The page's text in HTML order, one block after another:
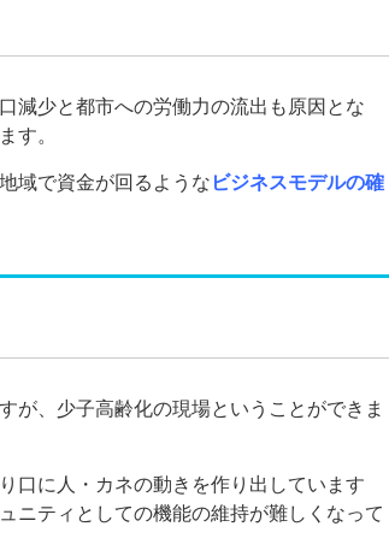
減少と都市への労働力の流出も原因とな
す。
域で資金が回るような ビジネスモデルの確
が、少子高齢化の現場ということができま
口に人・カネの動きを作り出しています
ニティとしての機能の維持が難しくなって